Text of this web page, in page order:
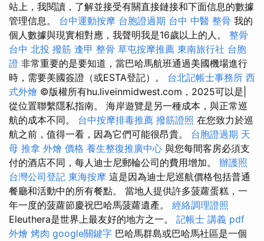
站上，我閱讀，了解並接受有關直接鏈接和下面信息的數據
管理信息。 台中運動按摩 台胞證過期 台中 中醫 整骨 我的
個人數據與現實相對應，我聲明我是16歲以上的人。 整骨
台中 北投 撥筋 逢甲 整骨 草屯按摩推薦 東南旅行社 台胞
證 非常重要的是要知道，當巴哈馬航班通過美國機場進行
時，需要美國簽證（或ESTA登記）。 台北記帳士事務所 西
式外燴 ©版權所有hu.liveinmidwest.com，2025可以是|
從位置聯繫隱私指南。 海岸遊覽是另一種成本，與正常巡
航的成本不同。 台中按摩排毒推薦 撥筋證照 在您致力於巡
航之前，值得一看，因為它們可能很昂貴。 台胞證過期 天
母 推拿 外燴 價格 養生整復推廣中心 與您每間客房必須支
付的酒店不同，每人迪士尼郵輪公司的費用增加。 辦護照
台灣公司登記 東海按摩 這是因為迪士尼巡航價格包括普通
餐廳和活動中的所有餐點。 當地人提供許多菠蘿蛋糕，一
年一度的菠蘿節慶祝巴哈馬菠蘿遺產。 經絡調理證照
Eleuthera是世界上最友好的地方之一。 記帳士 講義 pdf
外燴 烤肉 google關鍵字 巴哈馬群島或巴哈馬社區是一個